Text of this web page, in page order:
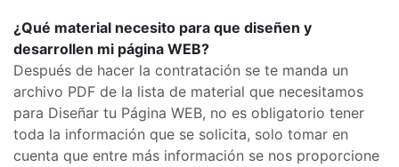
¿Qué material necesito para que diseñen y
desarrollen mi página WEB?
Después de hacer la contratación se te manda un
archivo PDF de la lista de material que necesitamos
para Diseñar tu Página WEB, no es obligatorio tener
toda la información que se solicita, solo tomar en
cuenta que entre más información se nos proporcione